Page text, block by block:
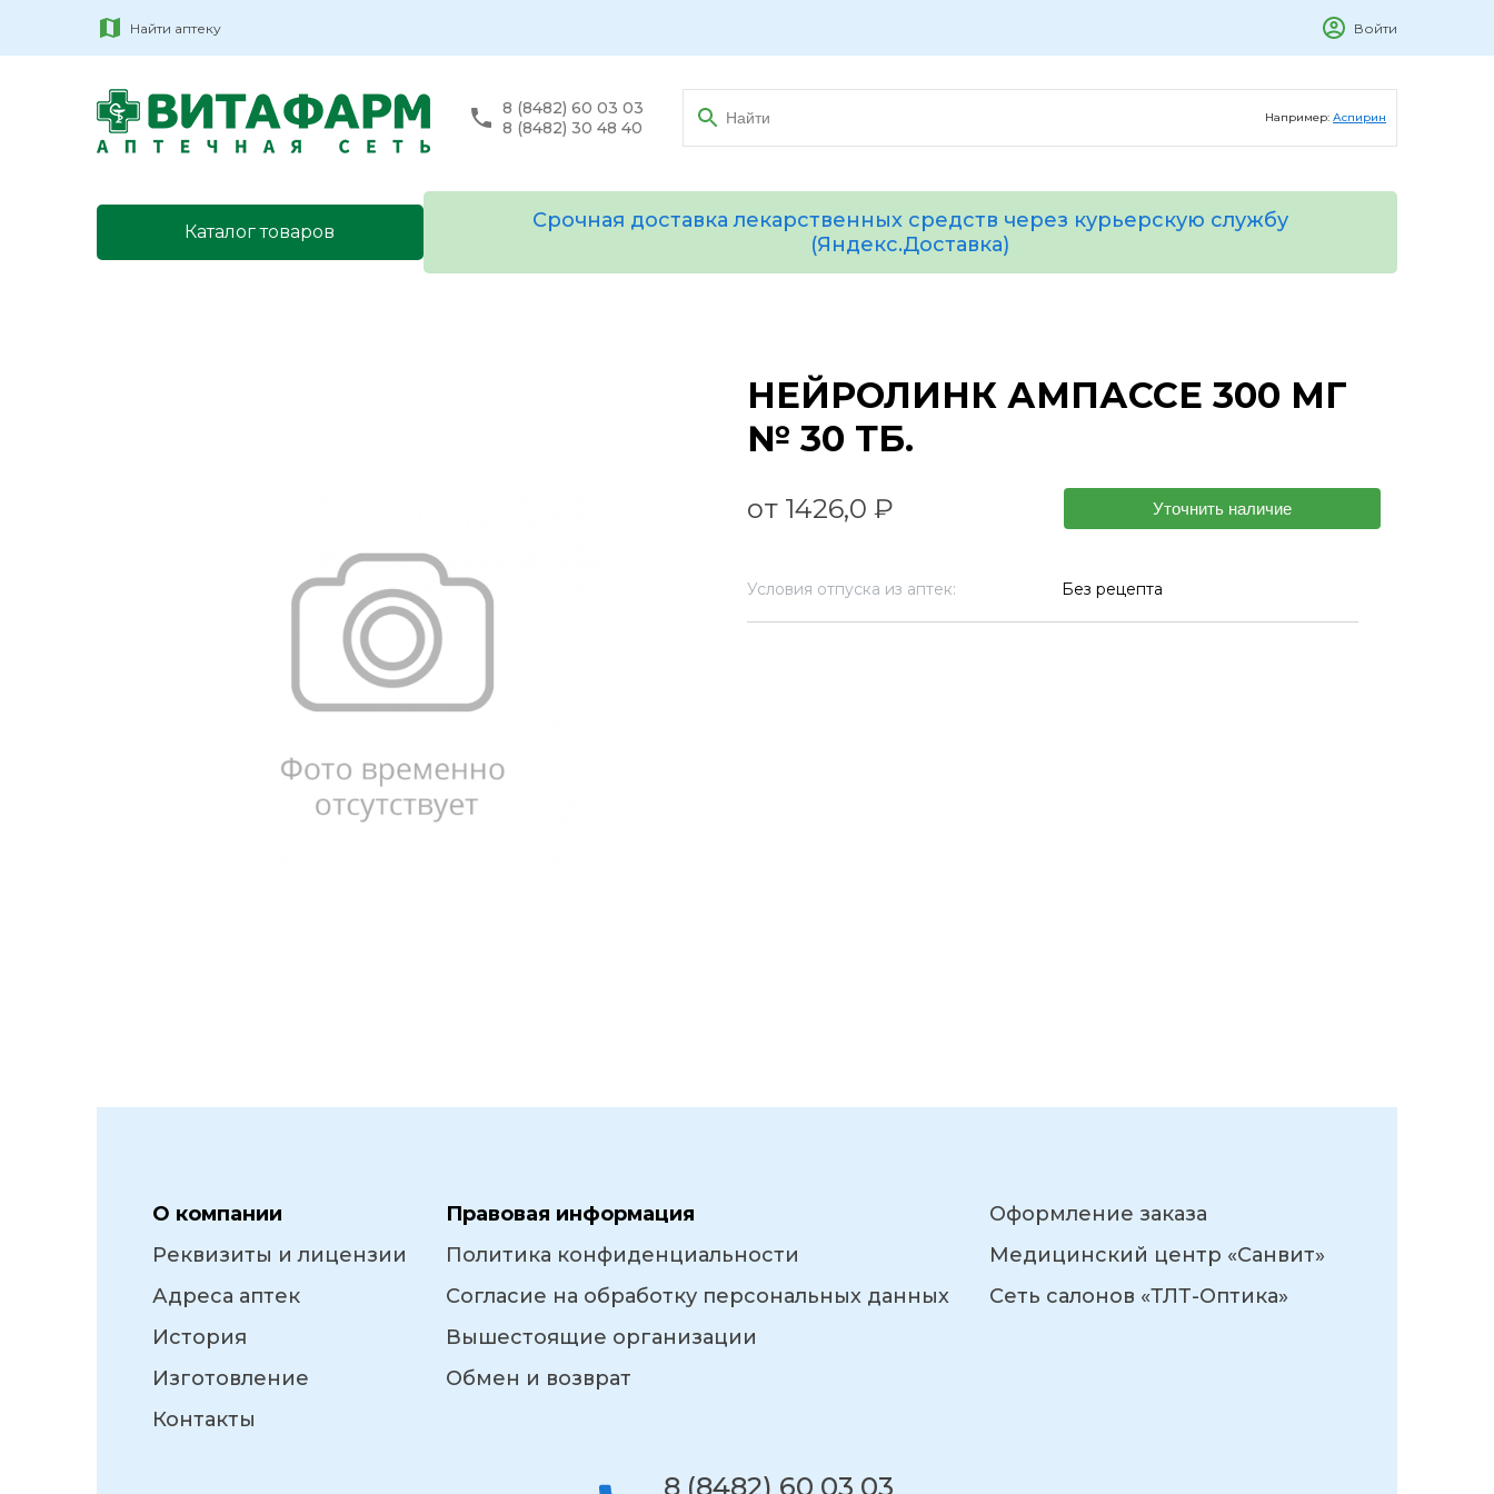
Найти аптеку Войти
8 (8482) 60 03 03
8 (8482) 30 48 40
Например: Аспирин
Каталог товаров
Срочная доставка лекарственных средств через курьерскую службу
(Яндекс.Доставка)
НЕЙРОЛИНК АМПАССЕ 300 МГ
№ 30 ТБ.
от 1426,0 ₽ Уточнить наличие
Условия отпуска из аптек: Без рецепта
О компании
Реквизиты и лицензии
Адреса аптек
История
Изготовление
Контакты
Правовая информация
Политика конфиденциальности
Согласие на обработку персональных данных
Вышестоящие организации
Обмен и возврат
Оформление заказа
Медицинский центр «Санвит»
Сеть салонов «ТЛТ-Оптика»
8 (8482) 60 03 03